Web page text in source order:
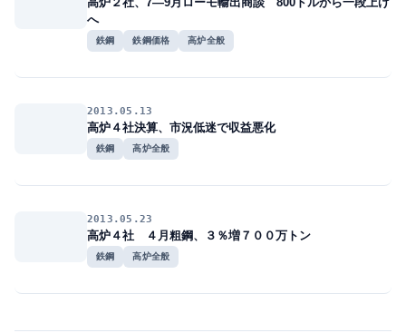
へ
鉄鋼 鉄鋼価格 高炉全般
2013.05.13
高炉４社決算、市況低迷で収益悪化
鉄鋼 高炉全般
2013.05.23
高炉４社 ４月粗鋼、３％増７００万トン
鉄鋼 高炉全般